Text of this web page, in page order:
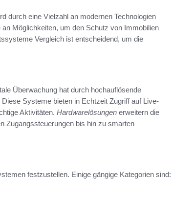
durch eine Vielzahl an modernen Technologien
Möglichkeiten, um den Schutz von Immobilien
Vergleich ist entscheidend, um die
Überwachung hat durch hochauflösende
Systeme bieten in Echtzeit Zugriff auf Live-
Aktivitäten. Hardwarelösungen erweitern die
Zugangssteuerungen bis hin zu smarten
festzustellen. Einige gängige Kategorien sind: